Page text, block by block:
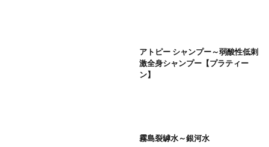
アトピー シャンプー～弱酸性低刺
激全身シャンプー【プラティー
ン】
霧島裂罅水～銀河水